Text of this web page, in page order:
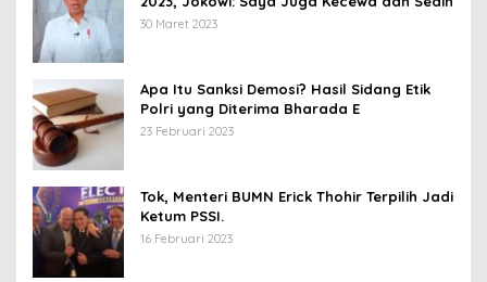
30 Maret 2023
Apa Itu Sanksi Demosi? Hasil Sidang Etik
Polri yang Diterima Bharada E
23 Februari 2023
Tok, Menteri BUMN Erick Thohir Terpilih Jadi
Ketum PSSI.
16 Februari 2023